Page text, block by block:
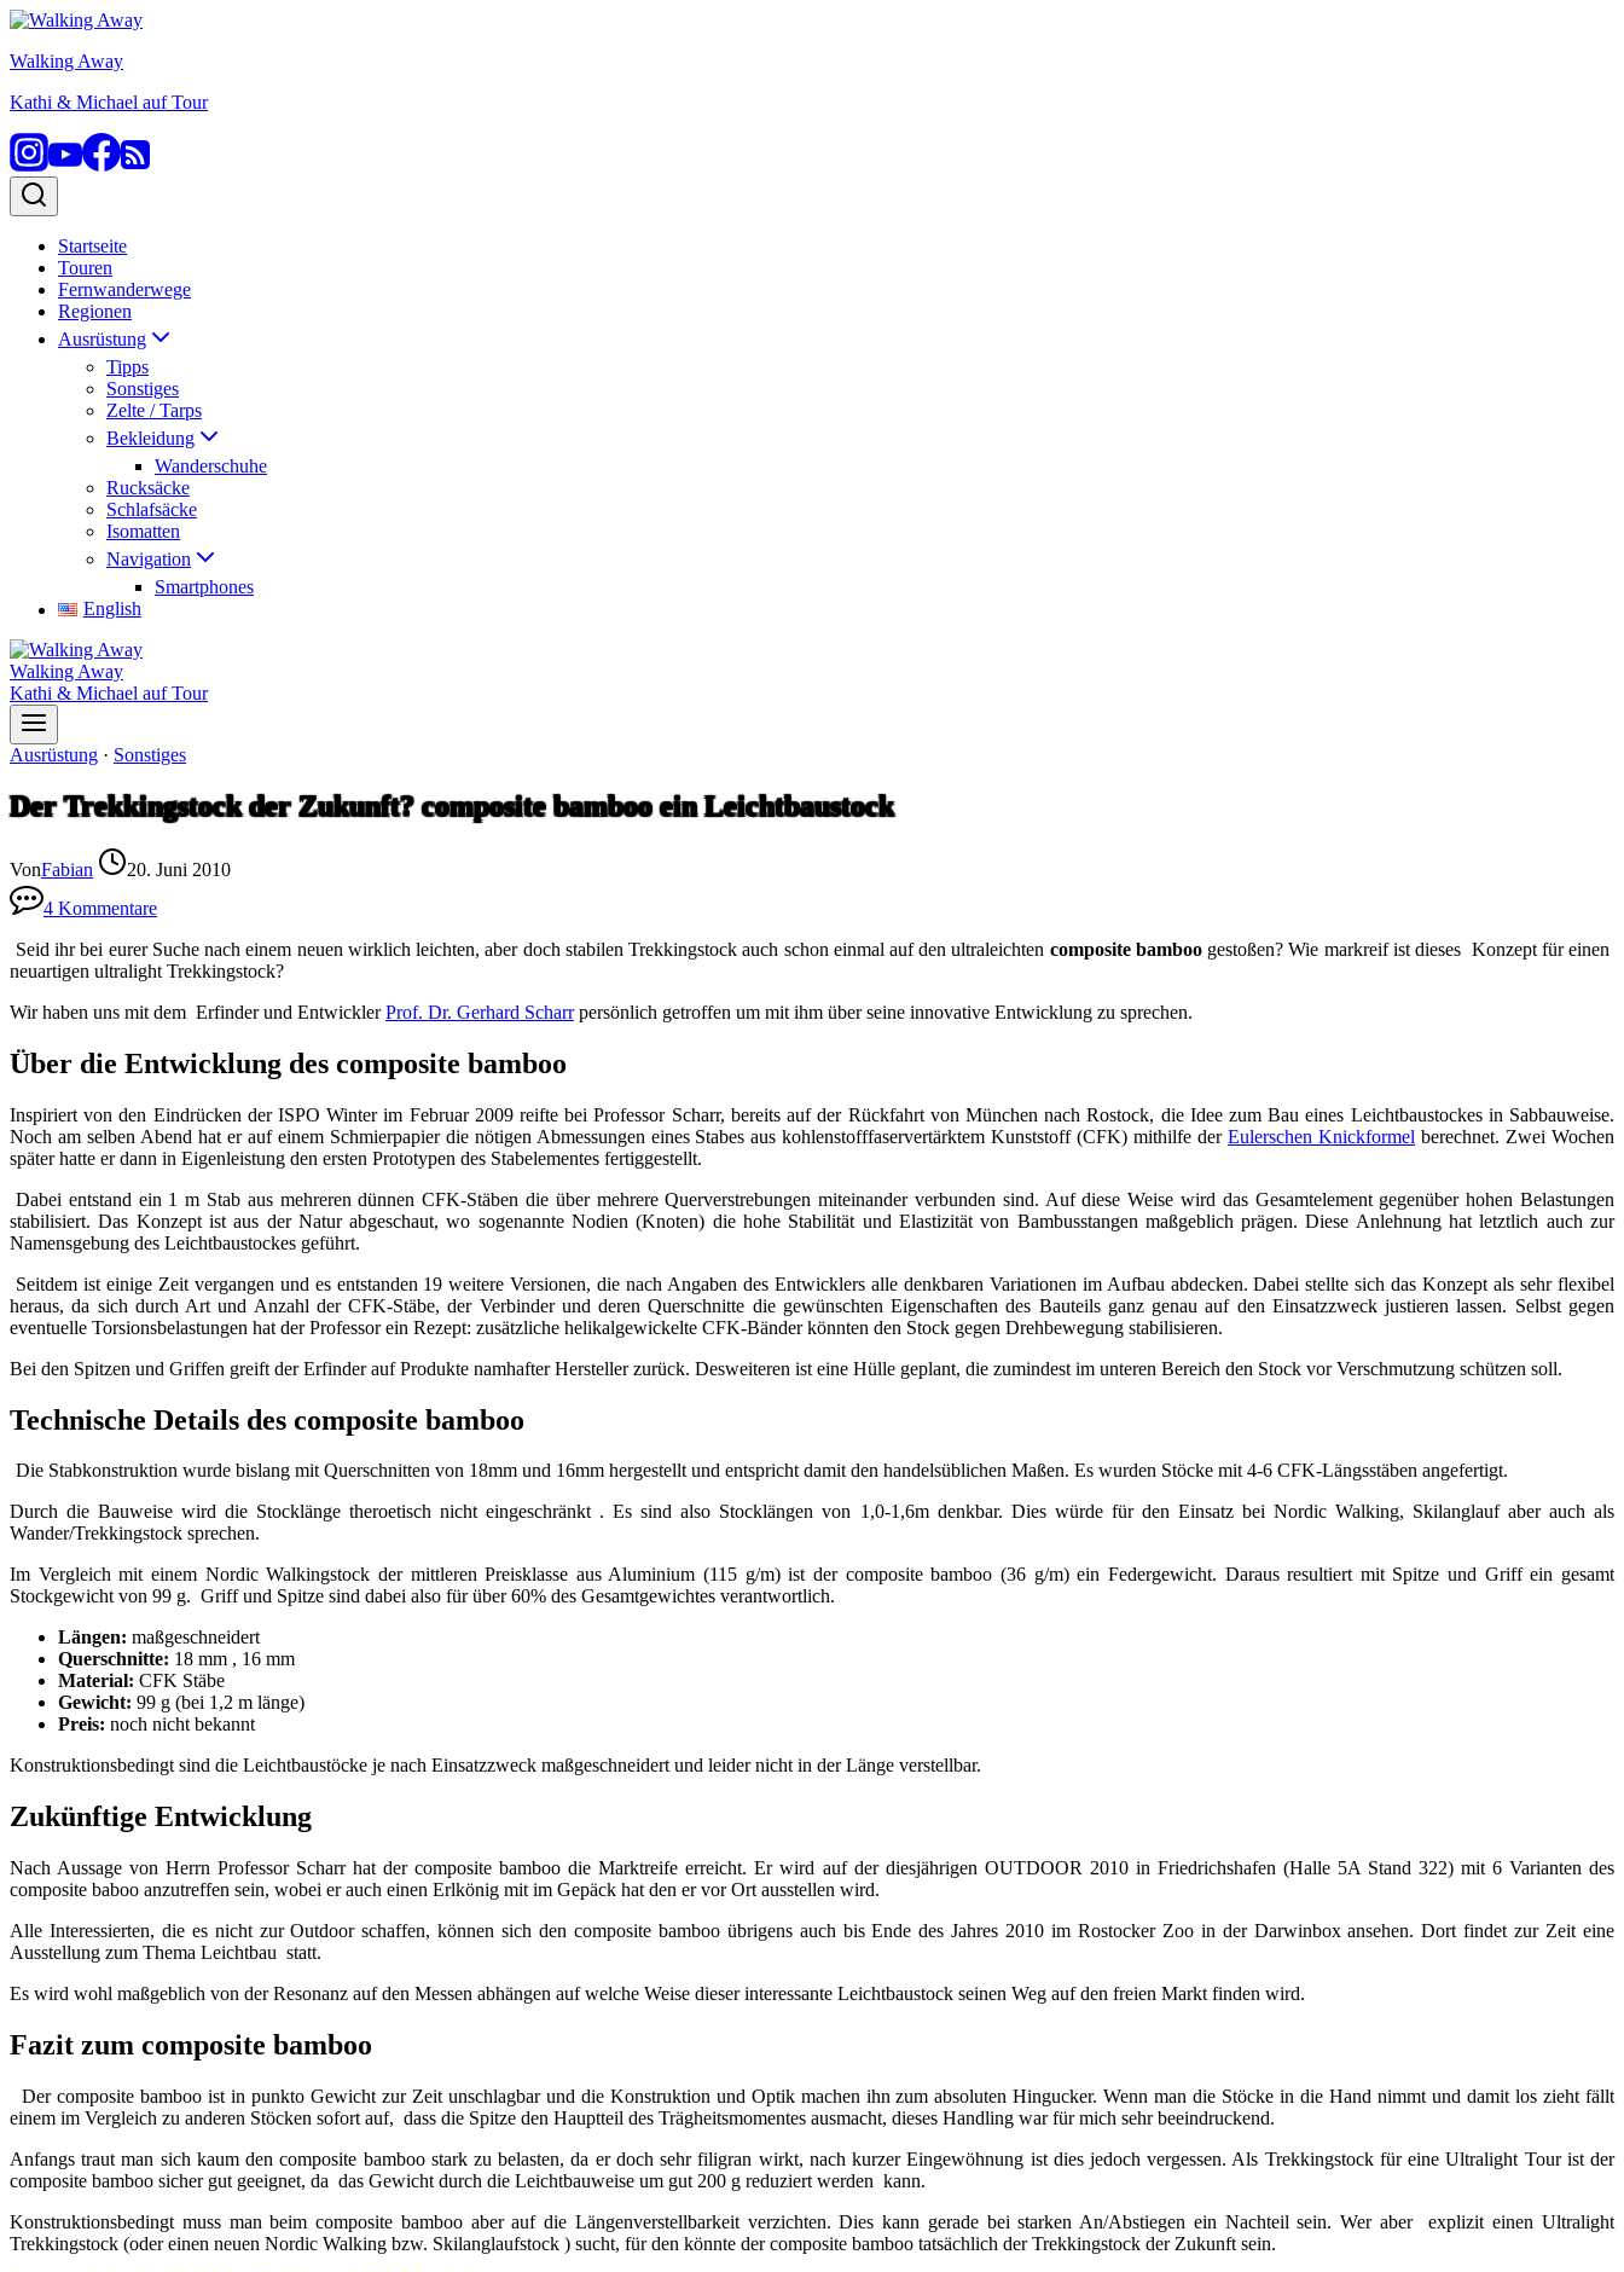
Zum
springen
Walking Away
Kathi & Michael auf Tour
Startseite
Touren
Fernwanderwege
Regionen
Ausrüstung
Tipps
Sonstiges
Zelte / Tarps
Bekleidung
Wanderschuhe
Rucksäcke
Schlafsäcke
Isomatten
Navigation
Smartphones
English
Walking Away
Kathi & Michael auf Tour
Ausrüstung · Sonstiges
Der Trekkingstock der Zukunft? composite bamboo ein Leichtbaustock
VonFabian
20. Juni 2010
4 Kommentare
Seid ihr bei eurer Suche nach einem neuen wirklich leichten, aber doch stabilen Trekkingstock auch schon einmal auf den ultraleichten composite bamboogestoßen? Wie markreif ist dieses Konzept für einen
neuartigen ultralight Trekkingstock?
Wir haben uns mit dem Erfinder und EntwicklerProf. Dr. Gerhard Scharrpersönlich getroffen um mit ihm über seine innovative Entwicklung zu sprechen.
Über die Entwicklung des composite bamboo
Inspiriert von den Eindrücken der ISPO Winter im Februar 2009 reifte bei Professor Scharr, bereits auf der Rückfahrt von München nach Rostock, die Idee zum Bau eines Leichtbaustockes in Sabbauweise.
Noch am selben Abend hat er auf einem Schmierpapier die nötigen Abmessungen eines Stabes aus kohlenstofffaservertärktem Kunststoff (CFK) mithilfe derEulerschen Knickformel berechnet. Zwei Wochen
später hatte er dann in Eigenleistung den ersten Prototypen des Stabelementes fertiggestellt.
Dabei entstand ein 1 m Stab aus mehreren dünnen CFK-Stäben die über mehrere Querverstrebungen miteinander verbunden sind. Auf diese Weise wird das Gesamtelement gegenüber hohen Belastungen
stabilisiert. Das Konzept ist aus der Natur abgeschaut, wo sogenannte Nodien (Knoten) die hohe Stabilität und Elastizität von Bambusstangen maßgeblich prägen. Diese Anlehnung hat letztlich auch zur
Namensgebung des Leichtbaustockes geführt.
Seitdem ist einige Zeit vergangen und es entstanden 19 weitere Versionen, die nach Angaben des Entwicklers alle denkbaren Variationen im Aufbau abdecken. Dabei stellte sich das Konzept als sehr flexibel
heraus, da sich durch Art und Anzahl der CFK-Stäbe, der Verbinder und deren Querschnitte die gewünschten Eigenschaften des Bauteils ganz genau auf den Einsatzzweck justieren lassen. Selbst gegen
eventuelle Torsionsbelastungen hat der Professor ein Rezept: zusätzliche helikalgewickelte CFK-Bänder könnten den Stock gegen Drehbewegung stabilisieren.
Bei den Spitzen und Griffen greift der Erfinder auf Produkte namhafter Hersteller zurück. Desweiteren ist eine Hülle geplant, die zumindest im unteren Bereich den Stock vor Verschmutzung schützen soll.
Technische Details des composite bamboo
Die Stabkonstruktion wurde bislang mit Querschnitten von 18mm und 16mm hergestellt und entspricht damit den handelsüblichen Maßen. Es wurden Stöcke mit 4-6 CFK-Längsstäben angefertigt.
Durch die Bauweise wird die Stocklänge theroetisch nicht eingeschränkt . Es sind also Stocklängen von 1,0-1,6m denkbar. Dies würde für den Einsatz bei Nordic Walking, Skilanglauf aber auch als
Wander/Trekkingstock sprechen.
Im Vergleich mit einem Nordic Walkingstock der mittleren Preisklasse aus Aluminium (115 g/m) ist der composite bamboo (36 g/m) ein Federgewicht. Daraus resultiert mit Spitze und Griff ein gesamt
Stockgewicht von 99 g. Griff und Spitze sind dabei also für über 60% des Gesamtgewichtes verantwortlich.
Längen: maßgeschneidert
Querschnitte: 18 mm , 16 mm
Material: CFK Stäbe
Gewicht: 99 g (bei 1,2 m länge)
Preis: noch nicht bekannt
Konstruktionsbedingt sind die Leichtbaustöcke je nach Einsatzzweck maßgeschneidert und leider nicht in der Länge verstellbar.
Zukünftige Entwicklung
Nach Aussage von Herrn Professor Scharr hat der composite bamboo die Marktreife erreicht. Er wird auf der diesjährigen OUTDOOR 2010 in Friedrichshafen (Halle 5A Stand 322) mit 6 Varianten des
composite baboo anzutreffen sein, wobei er auch einen Erlkönig mit im Gepäck hat den er vor Ort ausstellen wird.
Alle Interessierten, die es nicht zur Outdoor schaffen, können sich den composite bamboo übrigens auch bis Ende des Jahres 2010 im Rostocker Zoo in der Darwinbox ansehen. Dort findet zur Zeit eine
Ausstellung zum Thema Leichtbau statt.
Es wird wohl maßgeblich von der Resonanz auf den Messen abhängen auf welche Weise dieser interessante Leichtbaustock seinen Weg auf den freien Markt finden wird.
Fazit zum composite bamboo
Der composite bamboo ist in punkto Gewicht zur Zeit unschlagbar und die Konstruktion und Optik machen ihn zum absoluten Hingucker. Wenn man die Stöcke in die Hand nimmt und damit los zieht fällt
einem im Vergleich zu anderen Stöcken sofort auf, dass die Spitze den Hauptteil des Trägheitsmomentes ausmacht, dieses Handling war für mich sehr beeindruckend.
Anfangs traut man sich kaum den composite bamboo stark zu belasten, da er doch sehr filigran wirkt, nach kurzer Eingewöhnung ist dies jedoch vergessen. Als Trekkingstock für eine Ultralight Tour ist der
composite bamboo sicher gut geeignet, da das Gewicht durch die Leichtbauweise um gut 200 g reduziert werden kann.
Konstruktionsbedingt muss man beim composite bamboo aber auf die Längenverstellbarkeit verzichten. Dies kann gerade bei starken An/Abstiegen ein Nachteil sein. Wer aber explizit einen Ultralight
Trekkingstock (oder einen neuen Nordic Walking bzw. Skilanglaufstock ) sucht, für den könnte der composite bamboo tatsächlich der Trekkingstock der Zukunft sein.